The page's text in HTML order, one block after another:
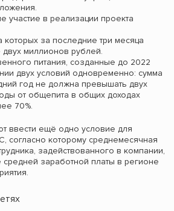
участие в реализации проекта
которых за последние три месяца
миллионов рублей.
питания, созданные до 2022
двух условий одновременно: сумма
год не должна превышать двух
от общепита в общих доходах
70%.
ввести ещё одно условие для
согласно которому среднемесячная
задействованного в компании,
заработной платы в регионе